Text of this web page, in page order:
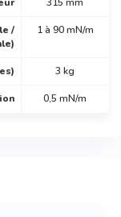
315 mm
/
1 à 90 mN/m
3 kg
0,5 mN/m